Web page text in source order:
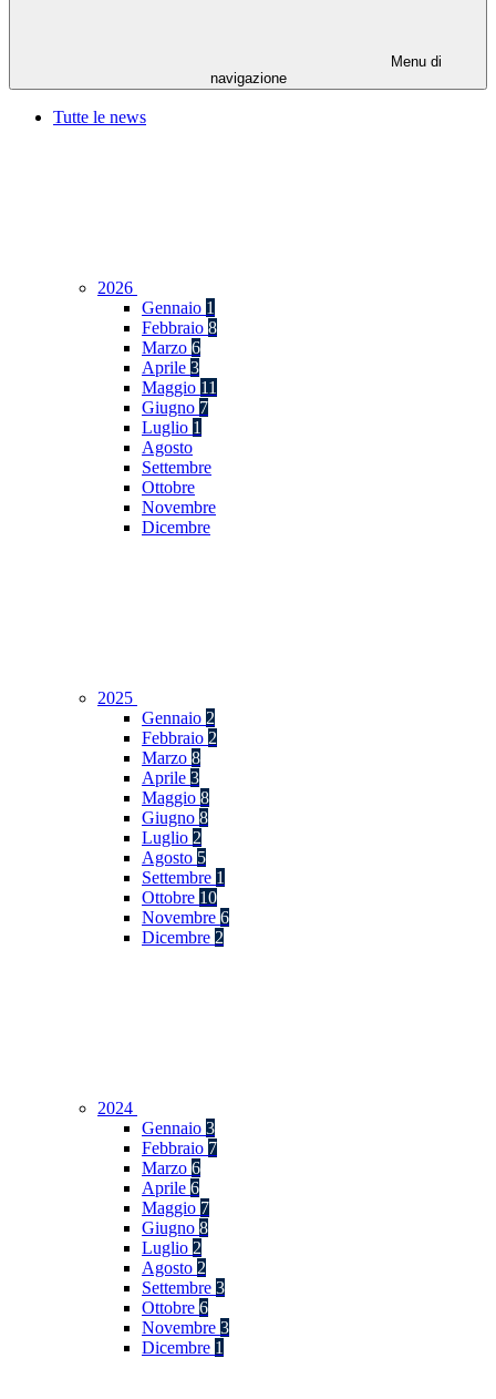
Menu di
navigazione
Tutte le news
2026
Gennaio 1
Febbraio 8
Marzo 6
Aprile 3
Maggio 11
Giugno 7
Luglio 1
Agosto
Settembre
Ottobre
Novembre
Dicembre
2025
Gennaio 2
Febbraio 2
Marzo 8
Aprile 3
Maggio 8
Giugno 8
Luglio 2
Agosto 5
Settembre 1
Ottobre 10
Novembre 6
Dicembre 2
2024
Gennaio 3
Febbraio 7
Marzo 6
Aprile 6
Maggio 7
Giugno 8
Luglio 2
Agosto 2
Settembre 3
Ottobre 6
Novembre 3
Dicembre 1